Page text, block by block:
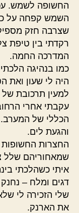
החשופה לשמש.
השמש קפחה על
שצרבה חזק
רקדתי בין טיפת
המדרכה החמה.
כמו בנהיגה
היה לי שעון ואת
למעין תרכובת
עקבתי אחרי
הכללי של
והגעת לים.
החצרות החשופות
שמאחוריהם שלל
איתי כשהלכתי
דגים ומלח –
שלי הזכירה לי
את הארנק.